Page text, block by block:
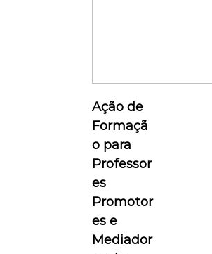
Ação de
Formaçã
o para
Professor
es
Promotor
es e
Mediador